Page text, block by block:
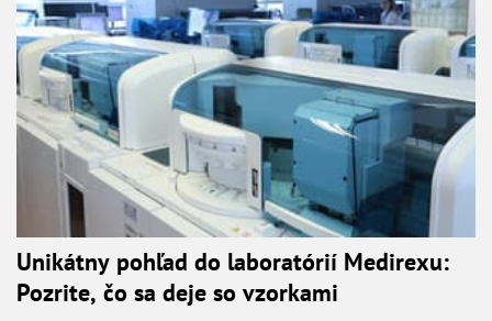
Unikátny pohľad do laboratórií Medirexu:
Pozrite, čo sa deje so vzorkami